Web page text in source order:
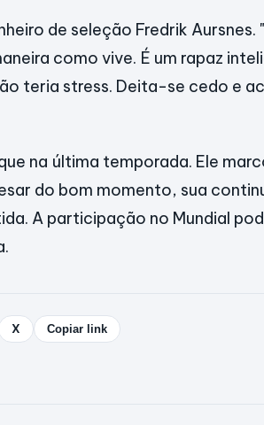
de seleção Fredrik Aursnes.
como vive. É um rapaz
teria stress. Deita-se cedo e
na última temporada. Ele
do bom momento, sua
A participação no Mundial
X Copiar link